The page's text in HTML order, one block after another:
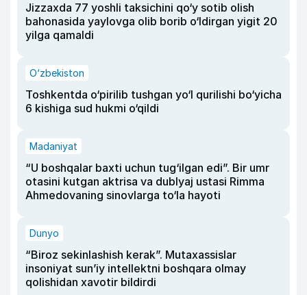
Jizzaxda 77 yoshli taksichini qo‘y sotib olish
bahonasida yaylovga olib borib o‘ldirgan yigit 20
yilga qamaldi
O‘zbekiston
Toshkentda o‘pirilib tushgan yo‘l qurilishi bo‘yicha
6 kishiga sud hukmi o‘qildi
Madaniyat
“U boshqalar baxti uchun tug‘ilgan edi”. Bir umr
otasini kutgan aktrisa va dublyaj ustasi Rimma
Ahmedovaning sinovlarga to‘la hayoti
Dunyo
“Biroz sekinlashish kerak”. Mutaxassislar
insoniyat sun’iy intellektni boshqara olmay
qolishidan xavotir bildirdi